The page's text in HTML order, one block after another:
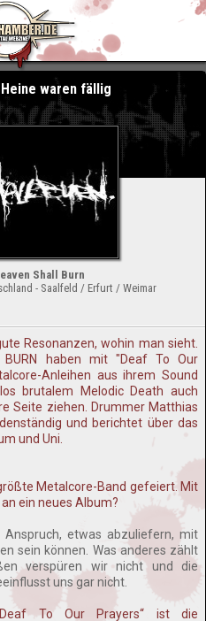
waren fällig
Shall Burn
- Saalfeld / Erfurt / Weimar
Resonanzen, wohin man sieht.
BURN haben mit "Deaf To Our
Anleihen aus ihrem Sound
brutalem Melodic Death auch
Seite ziehen. Drummer Matthias
und berichtet über das
und Uni.
Metalcore-Band gefeiert. Mit
ein neues Album?
etwas abzuliefern, mit
sein können. Was anderes zählt
verspüren wir nicht und die
uns gar nicht.
To Our Prayers“ ist die